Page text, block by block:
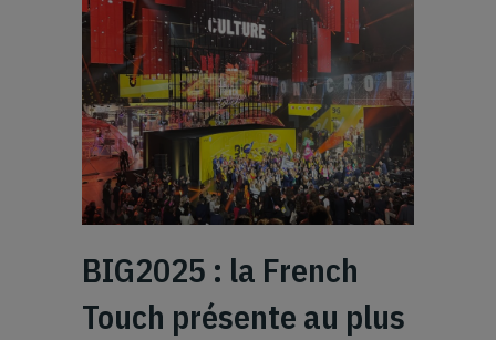
BIG2025 : la French
Touch présente au plus